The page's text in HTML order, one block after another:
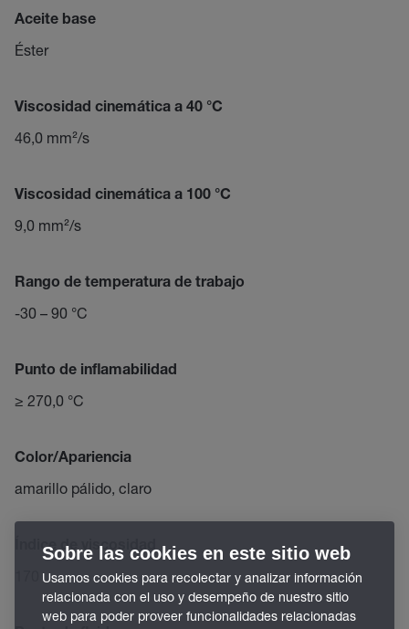
Aceite base
Éster
Viscosidad cinemática a 40 °C
46,0 mm²/s
Viscosidad cinemática a 100 °C
9,0 mm²/s
Rango de temperatura de trabajo
-30 – 90 °C
Punto de inflamabilidad
≥ 270,0 °C
Color/Apariencia
amarillo pálido, claro
Índice de viscosidad
Sobre las cookies en este sitio web
Usamos cookies para recolectar y analizar información
relacionada con el uso y desempeño de nuestro sitio
web para poder proveer funcionalidades relacionadas